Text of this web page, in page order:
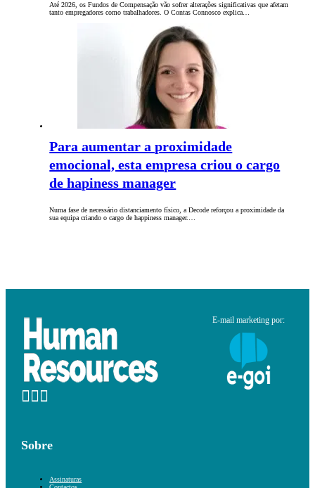
Até 2026, os Fundos de Compensação vão sofrer alterações significativas que afetam
tanto empregadores como trabalhadores. O Contas Connosco explica…
Para aumentar a proximidade
emocional, esta empresa criou o cargo
de hapiness manager
Numa fase de necessário distanciamento físico, a Decode reforçou a proximidade da
sua equipa criando o cargo de happiness manager.…
E-mail marketing por:
Sobre
Assinaturas